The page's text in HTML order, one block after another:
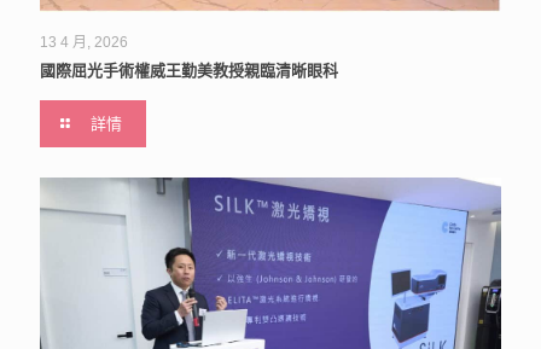
13 4 月, 2026
國際屈光手術權威王勤美教授親臨清晰眼科
詳情